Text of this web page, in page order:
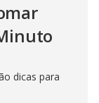
dicas para